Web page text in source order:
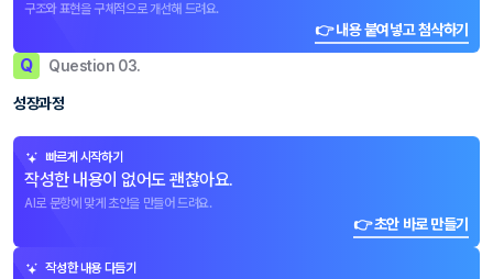
구조와 표현을 구체적으로 개선해 드려요.
👉 내용 붙여넣고 첨삭하기
Q Question 03.
성장과정
빠르게 시작하기
작성한 내용이 없어도 괜찮아요.
AI로 문항에 맞게 초안을 만들어 드려요.
👉 초안 바로 만들기
작성한 내용 다듬기